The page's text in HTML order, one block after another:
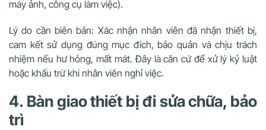
máy ảnh, công cụ làm việc).
Lý do cần biên bản: Xác nhận nhân viên đã nhận thiết bị,
cam kết sử dụng đúng mục đích, bảo quản và chịu trách
nhiệm nếu hư hỏng, mất mát. Đây là căn cứ để xử lý kỷ luật
hoặc khấu trừ khi nhân viên nghỉ việc.
4. Bàn giao thiết bị đi sửa chữa, bảo
trì